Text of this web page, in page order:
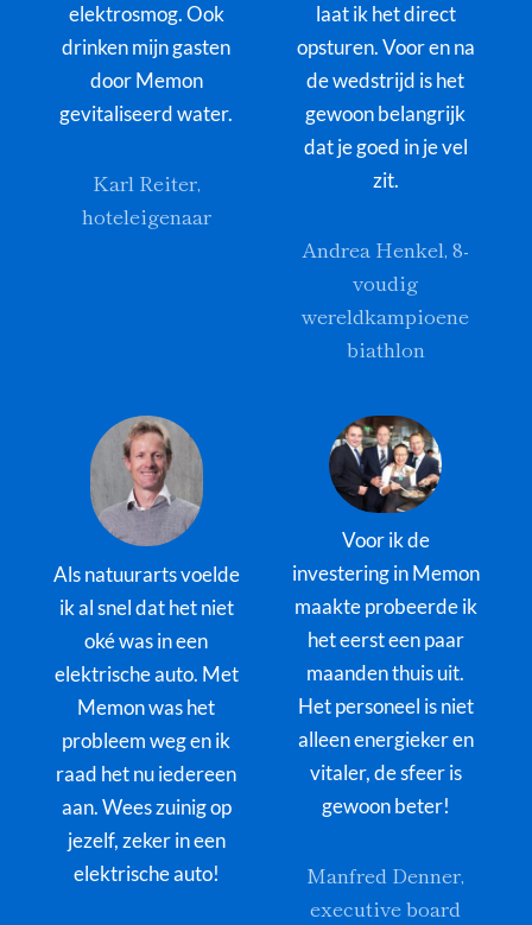
elektrosmog. Ook
drinken mijn gasten
door Memon
gevitaliseerd water.
Karl Reiter,
hoteleigenaar
laat ik het direct
opsturen. Voor en na
de wedstrijd is het
gewoon belangrijk
dat je goed in je vel
zit.
Andrea Henkel, 8-
voudig
wereldkampioene
biathlon
Als natuurarts voelde
ik al snel dat het niet
oké was in een
elektrische auto. Met
Memon was het
probleem weg en ik
raad het nu iedereen
aan. Wees zuinig op
jezelf, zeker in een
elektrische auto!
Voor ik de
investering in Memon
maakte probeerde ik
het eerst een paar
maanden thuis uit.
Het personeel is niet
alleen energieker en
vitaler, de sfeer is
gewoon beter!
Manfred Denner,
executive board